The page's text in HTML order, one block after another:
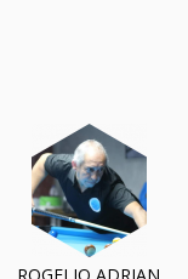
ROGELIO ADRIAN